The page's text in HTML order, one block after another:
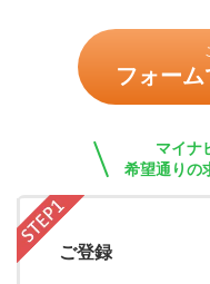
フォー
マイナ
希望通りの
ご登録